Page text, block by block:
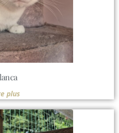
plus